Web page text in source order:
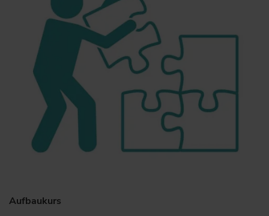
Aufbaukurs